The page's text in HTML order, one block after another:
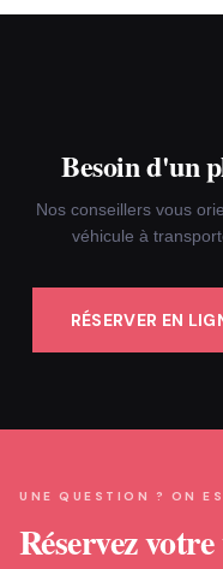
Besoin d'un
Nos conseillers vous
véhicule à
RÉSERVER EN
UNE QUESTION ? ON
Réservez